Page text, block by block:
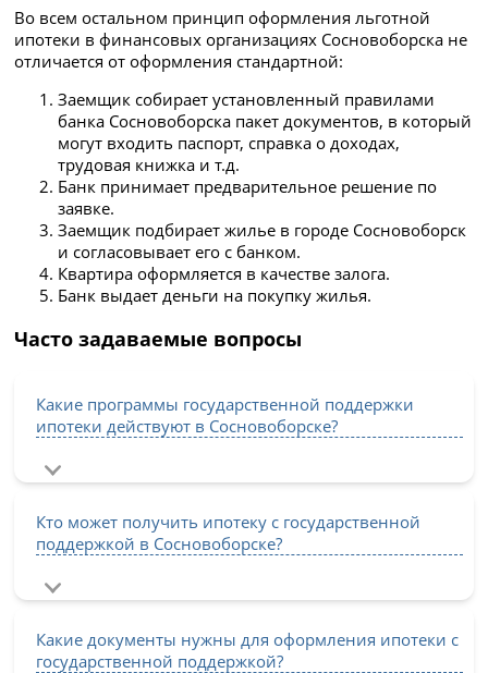
Во всем остальном принцип оформления льготной
ипотеки в финансовых организациях Сосновоборска не
отличается от оформления стандартной:
Заемщик собирает установленный правилами
банка Сосновоборска пакет документов, в который
могут входить паспорт, справка о доходах,
трудовая книжка и т.д.
Банк принимает предварительное решение по
заявке.
Заемщик подбирает жилье в городе Сосновоборск
и согласовывает его с банком.
Квартира оформляется в качестве залога.
Банк выдает деньги на покупку жилья.
Часто задаваемые вопросы
Какие программы государственной поддержки
ипотеки действуют в Сосновоборске?
Кто может получить ипотеку с государственной
поддержкой в Сосновоборске?
Какие документы нужны для оформления ипотеки с
государственной поддержкой?